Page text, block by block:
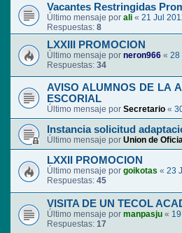
Vacantes Restringidas
Último mensaje por ali « 21 Jul
Respuestas: 8
LXXIII PROMOCION
Último mensaje por neron966 « 28
Respuestas: 34
AVISO ALUMNOS DE LA
ESCORIAL
Último mensaje por Secretario «
Instancia solicitud
Último mensaje por Union de
LXXII PROMOCION
Último mensaje por goikotas « 23
Respuestas: 45
VISITA DE UN TECOL
Último mensaje por manpasju «
Respuestas: 17